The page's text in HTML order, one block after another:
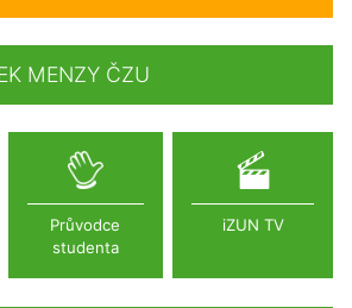
MENZY ČZU
Průvodce
studenta
iZUN TV